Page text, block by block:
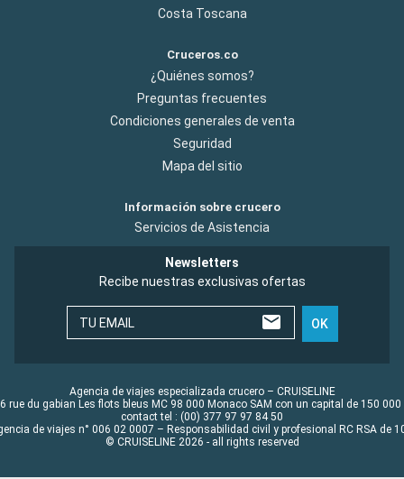
Costa Toscana
Cruceros.co
¿Quiénes somos?
Preguntas frecuentes
Condiciones generales de venta
Seguridad
Mapa del sitio
Información sobre crucero
Servicios de Asistencia
Newsletters
Recibe nuestras exclusivas ofertas
TU EMAIL OK
Agencia de viajes especializada crucero – CRUISELINE
rue du gabian Les flots bleus MC 98 000 Monaco SAM con un capital de 150 000
contact tel : (00) 377 97 97 84 50
de viajes n° 006 02 0007 – Responsabilidad civil y profesional RC RSA de
© CRUISELINE 2026 - all rights reserved